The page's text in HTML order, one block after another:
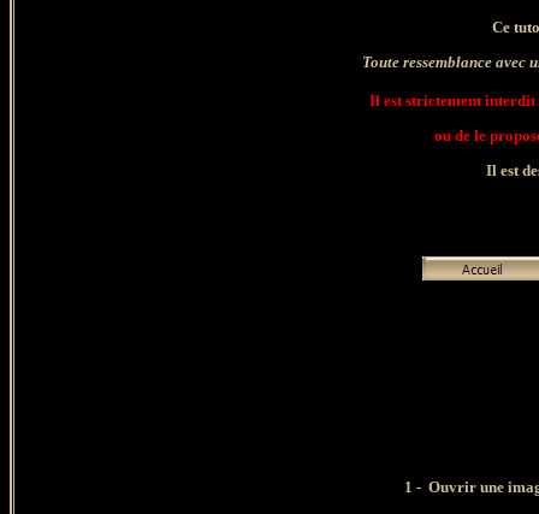
Ce
Toute ressemblance avec
Il est strictement interdit
ou de le
Il est
1 - Ouvrir une